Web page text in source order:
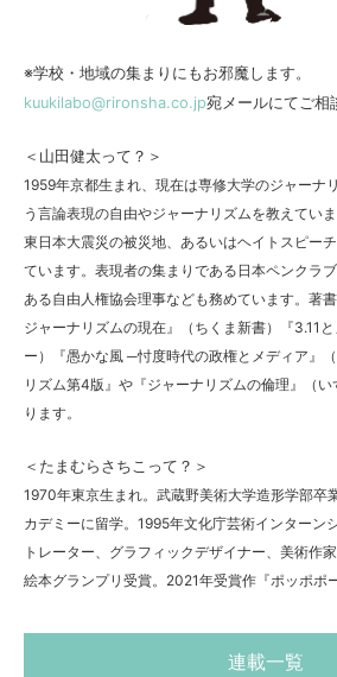
※学校・地域の集まりにもお邪魔します。
kuukilabo@rironsha.co.jp宛メールにてご相
＜山田健太って？＞
1959年京都生まれ、現在は専修大学のジャーナ
う言論表現の自由やジャーナリズムを教えてい
東日本大震災の被災地、あるいはヘイトスピー
ています。表現者の集まりである日本ペンクラ
ある自由人権協会理事なども務めています。著
ジャーナリズムの現在』（ちくま新書）『3.11
ー）『愚かな風 ─忖度時代の政権とメディア』
リズム第4版』や『ジャーナリズムの倫理』（
ります。
＜たまむらさちこって？＞
1970年東京生まれ。武蔵野美術大学造形学部卒
カデミーに留学。1995年文化庁芸術インターン
トレーター、グラフィックデザイナー、美術作
絵本グランプリ受賞。2021年受賞作『ポッポポ
連載一覧